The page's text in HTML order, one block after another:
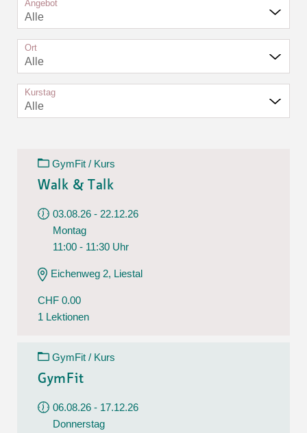
Angebot
Alle
Ort
Alle
Kurstag
Alle
GymFit / Kurs
Walk & Talk
03.08.26 - 22.12.26
Montag
11:00 - 11:30 Uhr
Eichenweg 2, Liestal
CHF 0.00
1 Lektionen
GymFit / Kurs
GymFit
06.08.26 - 17.12.26
Donnerstag